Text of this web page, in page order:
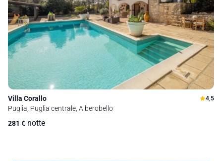
Villa Corallo 4,5
Puglia, Puglia centrale, Alberobello
281 € notte